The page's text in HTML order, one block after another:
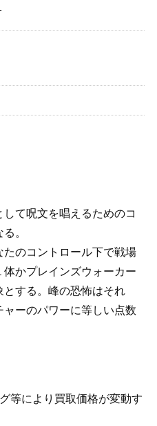
て呪文を唱えるためのコ
。
のコントロール下で戦場
かプレインズウォーカー
とする。峰の恐怖はそれ
ーのパワーに等しい点数
等により買取価格が変動す